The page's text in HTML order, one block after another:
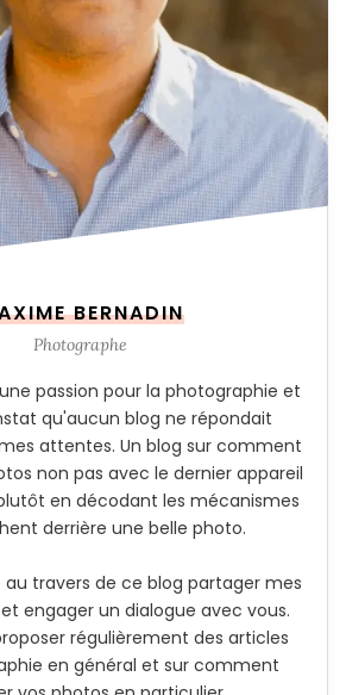
BERNADIN
Photographe
passion pour la photographie et
qu'aucun blog ne répondait
attentes. Un blog sur comment
non pas avec le dernier appareil
en décodant les mécanismes
derrière une belle photo.
travers de ce blog partager mes
engager un dialogue avec vous.
régulièrement des articles
en général et sur comment